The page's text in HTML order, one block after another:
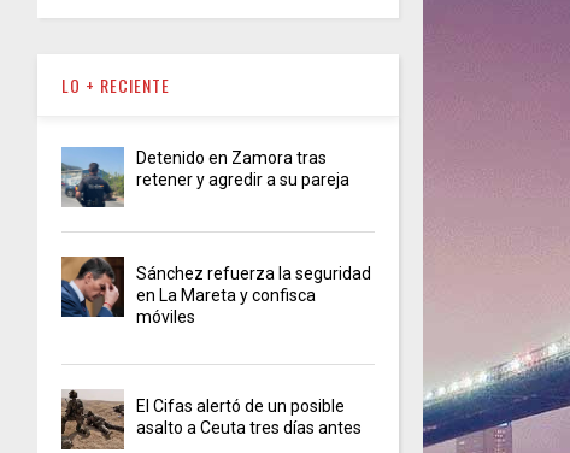
LO + RECIENTE
Detenido en Zamora tras
retener y agredir a su pareja
Sánchez refuerza la seguridad
en La Mareta y confisca
móviles
El Cifas alertó de un posible
asalto a Ceuta tres días antes